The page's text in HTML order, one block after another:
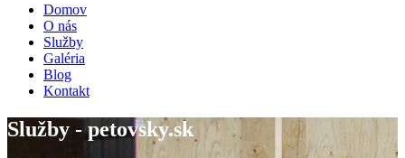
Domov
O nás
Služby
Galéria
Blog
Kontakt
Služby - petovsky.sk